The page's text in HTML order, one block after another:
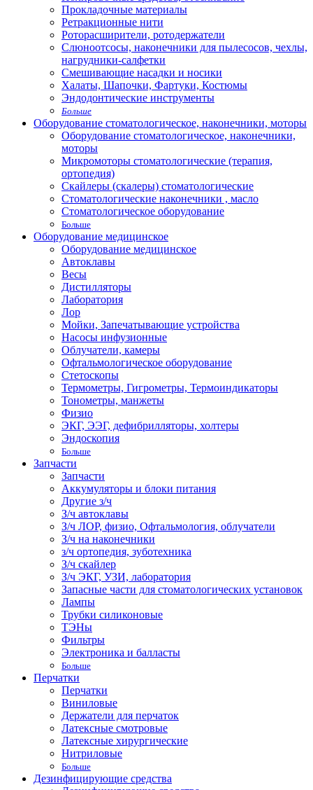
Прокладочные материалы
Ретракционные нити
Роторасширители, ротодержатели
Слюноотсосы, наконечники для пылесосов, чехлы,
нагрудники-салфетки
Смешивающие насадки и носики
Халаты, Шапочки, Фартуки, Костюмы
Эндодонтические инструменты
Больше
Оборудование стоматологическое, наконечники, моторы
Оборудование стоматологическое, наконечники,
моторы
Микромоторы стоматологические (терапия,
ортопедия)
Скайлеры (скалеры) стоматологические
Стоматологические наконечники , масло
Стоматологическое оборудование
Больше
Оборудование медицинское
Оборудование медицинское
Автоклавы
Весы
Дистилляторы
Лаборатория
Лор
Мойки, Запечатывающие устройства
Насосы инфузионные
Облучатели, камеры
Офтальмологическое оборудование
Стетоскопы
Термометры, Гигрометры, Термоиндикаторы
Тонометры, манжеты
Физио
ЭКГ, ЭЭГ, дефибрилляторы, холтеры
Эндоскопия
Больше
Запчасти
Запчасти
Аккумуляторы и блоки питания
Другие з/ч
З/ч автоклавы
З/ч ЛОР, физио, Офтальмология, облучатели
З/ч на наконечники
з/ч ортопедия, зуботехника
З/ч скайлер
З/ч ЭКГ, УЗИ, лаборатория
Запасные части для стоматологических установок
Лампы
Трубки силиконовые
ТЭНы
Фильтры
Электроника и балласты
Больше
Перчатки
Перчатки
Виниловые
Держатели для перчаток
Латексные смотровые
Латексные хирургические
Нитриловые
Больше
Дезинфицирующие средства